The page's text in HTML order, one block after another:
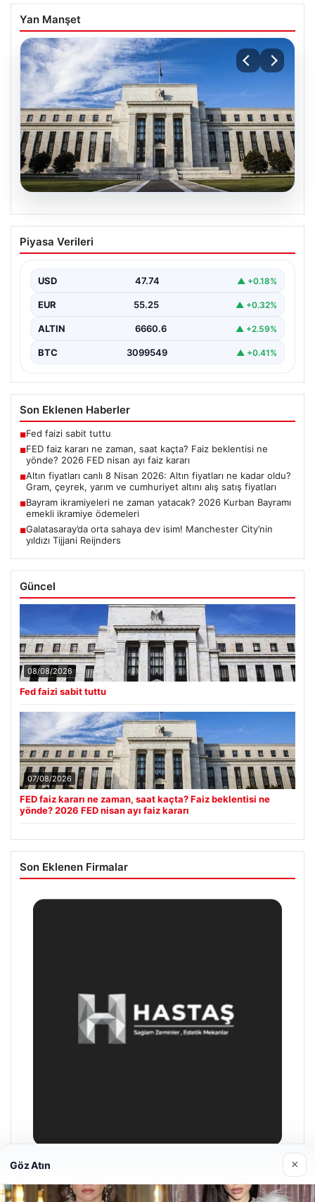
Yan Manşet
07.08.2026
FED faiz kararı ne zaman, saat kaçta?
Faiz beklentisi ne yönde? 2026 FED
Piyasa Verileri
USD 47.74 ▲ +0.18%
EUR 55.25 ▲ +0.32%
ALTIN 6660.6 ▲ +2.59%
BTC 3099549 ▲ +0.41%
Son Eklenen Haberler
■Fed faizi sabit tuttu
■FED faiz kararı ne zaman, saat kaçta? Faiz beklentisi ne
yönde? 2026 FED nisan ayı faiz kararı
■Altın fiyatları canlı 8 Nisan 2026: Altın fiyatları ne kadar oldu?
Gram, çeyrek, yarım ve cumhuriyet altını alış satış fiyatları
■Bayram ikramiyeleri ne zaman yatacak? 2026 Kurban Bayramı
emekli ikramiye ödemeleri
■Galatasaray’da orta sahaya dev isim! Manchester City’nin
yıldızı Tijjani Reijnders
Güncel
08/08/2026
Fed faizi sabit tuttu
07/08/2026
FED faiz kararı ne zaman, saat kaçta? Faiz beklentisi ne
yönde? 2026 FED nisan ayı faiz kararı
Son Eklenen Firmalar
29/04/2026
Göz Atın ×